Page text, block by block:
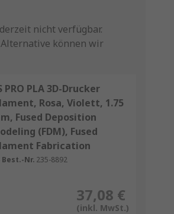
nicht verfügbar.
Alternative können wir
PRO PLA 3D-Drucker
Rosa, Violett, 1.75
Fused Deposition
(FDM), Fused
Fabrication
Best.-Nr. 235-8892
37,08 €
(inkl. MwSt.)